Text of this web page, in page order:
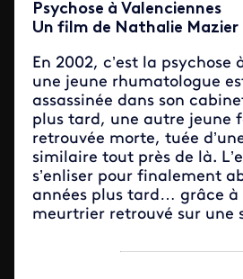
Psychose à Valenciennes
Un film de Nathalie Mazier
En 2002, c’est la psychose
une jeune rhumatologue
assassinée dans son
plus tard, une autre jeune
retrouvée morte, tuée
similaire tout près de là.
s’enliser pour finalement
années plus tard… grâce à
meurtrier retrouvé sur une